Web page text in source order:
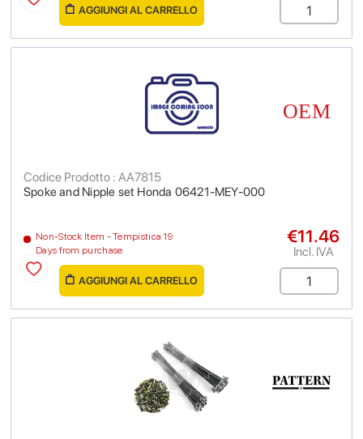
AGGIUNGI AL CARRELLO
Spoke and Nipple set Honda 06421-MEY-000
Codice Prodotto : AA7815
Non-Stock Item - Tempistica 19
Days from purchase
€11.46
Incl. IVA
AGGIUNGI AL CARRELLO